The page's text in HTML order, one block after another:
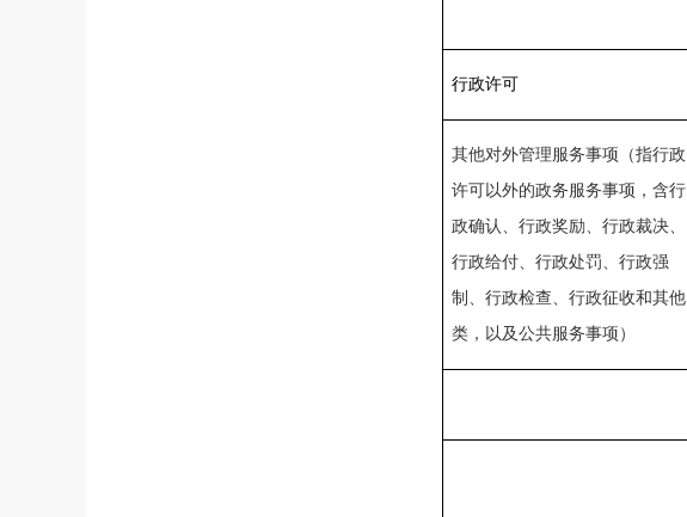
行政许可
其他对外管理服务事项（指行政
许可以外的政务服务事项 ， 含行
政确认、行政奖励、行政裁决、
行政给付、行政处罚、行政强
制、行政检查、行政征收和其他
类，以及公共服务事项）